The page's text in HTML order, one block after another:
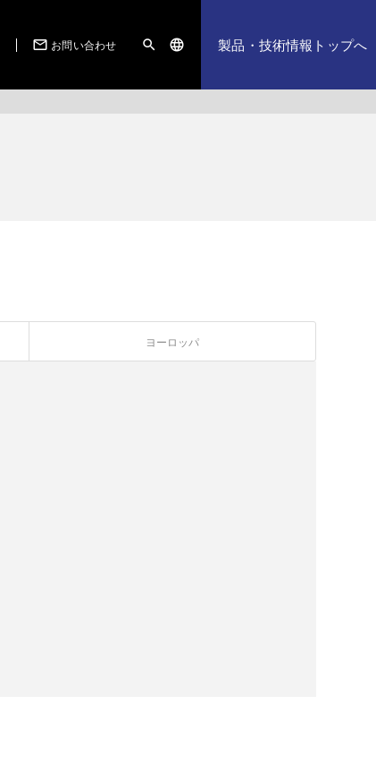
mail_outline お問い合わせ search language 製品・技術情報トップへ
ヨーロッパ